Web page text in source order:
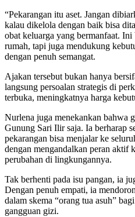
“Pekarangan itu aset. Jangan
kalau dikelola dengan baik bisa
obat keluarga yang bermanfaat.
rumah, tapi juga mendukung
dengan penuh semangat.
Ajakan tersebut bukan hanya
langsung persoalan strategis di
terbuka, meningkatnya harga
Nurlena juga menekankan bahwa
Gunung Sari Ilir saja. Ia berharap
pekarangan bisa menjalar ke
dengan mengandalkan peran aktif
perubahan di lingkungannya.
Tak berhenti pada isu pangan, ia
Dengan penuh empati, ia
dalam skema “orang tua asuh”
gangguan gizi.